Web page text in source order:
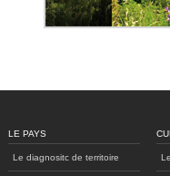
LE PAYS
Le diagnositc de territoire